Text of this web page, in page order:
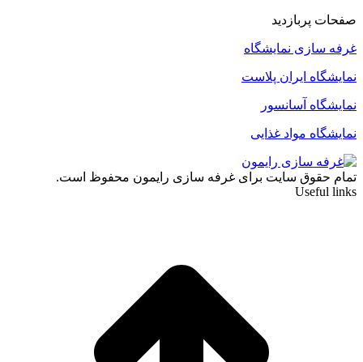
صفحات پربازدید
غرفه سازی نمایشگاه
نمایشگاه ایران پلاست
نمایشگاه آسانسور
نمایشگاه مواد غذایی
تمام حقوق سایت برای غرفه سازی رایمون محفوظ است.
Useful links